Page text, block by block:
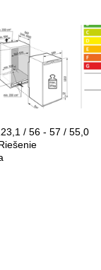
/ 56 - 57 / 55,0